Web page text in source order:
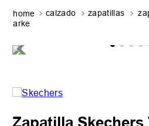
calzado zapatillas
arke
2.